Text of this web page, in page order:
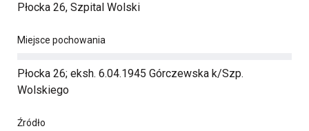
Płocka 26, Szpital Wolski
Miejsce pochowania
Płocka 26; eksh. 6.04.1945 Górczewska k/Szp.
Wolskiego
Źródło